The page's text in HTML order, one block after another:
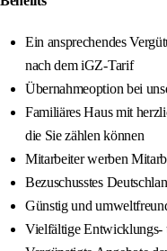
Ein ansprechendes
nach dem iGZ-Tarif
Übernahmeoption bei
Familiäres Haus mit
die Sie zählen können
Mitarbeiter werben
Bezuschusstes
Günstig und
Vielfältige Entwicklungs-